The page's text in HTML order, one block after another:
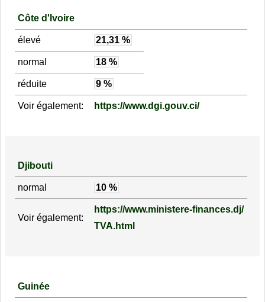
Côte d'Ivoire
élevé 21,31 %
normal 18 %
réduite 9 %
Voir également: https://www.dgi.gouv.ci/
Djibouti
normal 10 %
Voir également:
https://www.ministere-finances.dj/
TVA.html
Guinée